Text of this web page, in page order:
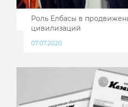
Роль Елбасы в
цивилизаций
07.07.2020